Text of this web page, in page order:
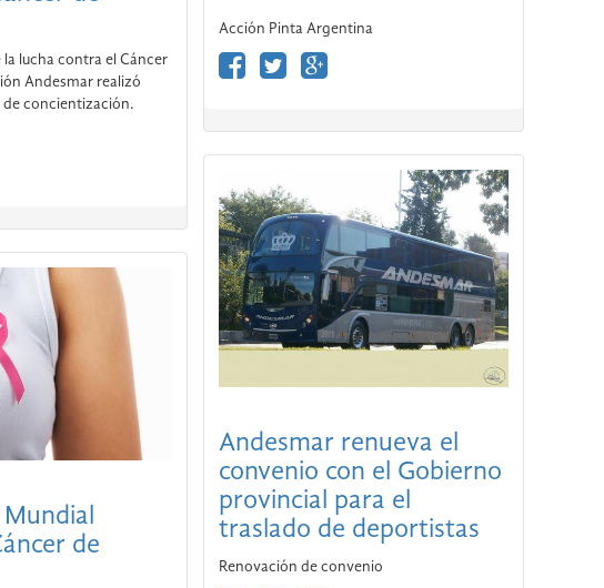
de concientización.
de
es el resultado del
de células
mamarias,
Acción Pinta Argentina
Andesmar renueva el
convenio con el Gobierno
provincial para el
traslado de deportistas
Renovación de convenio